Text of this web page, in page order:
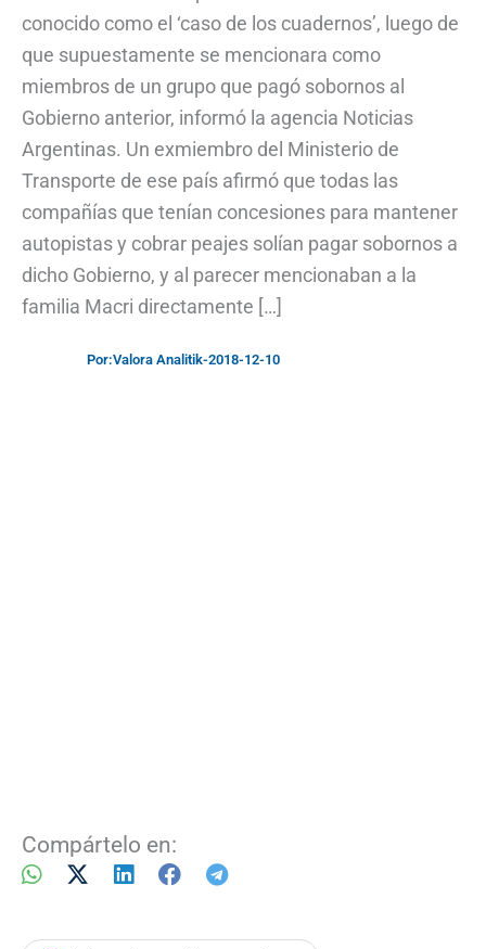
conocido como el ‘caso de los cuadernos’, luego de
que supuestamente se mencionara como
miembros de un grupo que pagó sobornos al
Gobierno anterior, informó la agencia Noticias
Argentinas. Un exmiembro del Ministerio de
Transporte de ese país afirmó que todas las
compañías que tenían concesiones para mantener
autopistas y cobrar peajes solían pagar sobornos a
dicho Gobierno, y al parecer mencionaban a la
familia Macri directamente […]
Por:Valora Analitik-2018-12-10
Compártelo en: